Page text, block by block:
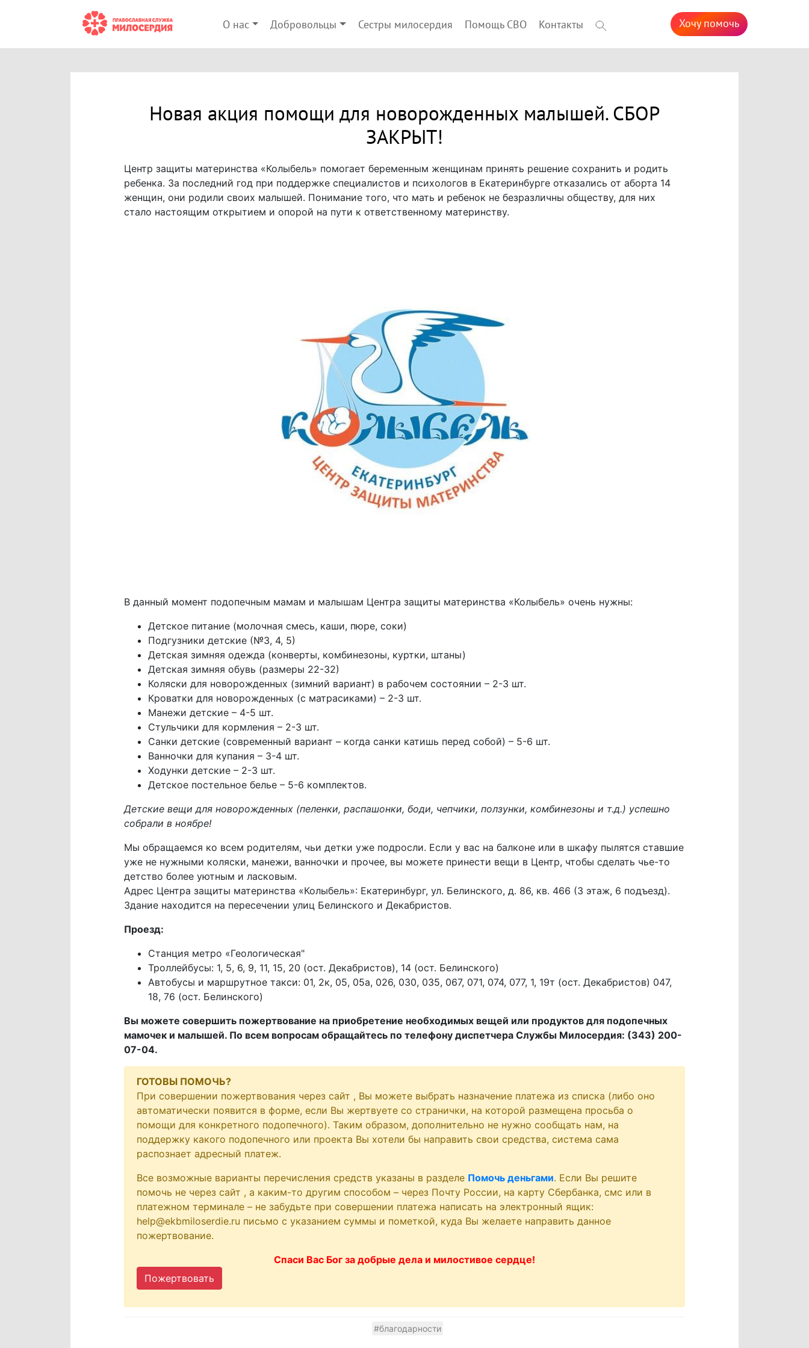
О нас Добровольцы Сестры милосердия Помощь СВО Контакты Хочу помочь
Новая акция помощи для новорожденных малышей. СБОР
ЗАКРЫТ!
Центр защиты материнства «Колыбель» помогает беременным женщинам принять решение сохранить и родить
ребенка. За последний год при поддержке специалистов и психологов в Екатеринбурге отказались от аборта 14
женщин, они родили своих малышей. Понимание того, что мать и ребенок не безразличны обществу, для них
стало настоящим открытием и опорой на пути к ответственному материнству.
В данный момент подопечным мамам и малышам Центра защиты материнства «Колыбель» очень нужны:
Детское питание (молочная смесь, каши, пюре, соки)
Подгузники детские (№3, 4, 5)
Детская зимняя одежда (конверты, комбинезоны, куртки, штаны)
Детская зимняя обувь (размеры 22-32)
Коляски для новорожденных (зимний вариант) в рабочем состоянии – 2-3 шт.
Кроватки для новорожденных (с матрасиками) – 2-3 шт.
Манежи детские – 4-5 шт.
Стульчики для кормления – 2-3 шт.
Санки детские (современный вариант – когда санки катишь перед собой) – 5-6 шт.
Ванночки для купания – 3-4 шт.
Ходунки детские – 2-3 шт.
Детское постельное белье – 5-6 комплектов.
Детские вещи для новорожденных (пеленки, распашонки, боди, чепчики, ползунки, комбинезоны и т.д.) успешно
собрали в ноябре!
Мы обращаемся ко всем родителям, чьи детки уже подросли. Если у вас на балконе или в шкафу пылятся ставшие
уже не нужными коляски, манежи, ванночки и прочее, вы можете принести вещи в Центр, чтобы сделать чье-то
детство более уютным и ласковым.
Адрес Центра защиты материнства «Колыбель»: Екатеринбург, ул. Белинского, д. 86, кв. 466 (3 этаж, 6 подъезд).
Здание находится на пересечении улиц Белинского и Декабристов.
Проезд:
Станция метро «Геологическая"
Троллейбусы: 1, 5, 6, 9, 11, 15, 20 (ост. Декабристов), 14 (ост. Белинского)
Автобусы и маршрутное такси: 01, 2к, 05, 05а, 026, 030, 035, 067, 071, 074, 077, 1, 19т (ост. Декабристов) 047,
18, 76 (ост. Белинского)
Вы можете совершить пожертвование на приобретение необходимых вещей или продуктов для подопечных
мамочек и малышей. По всем вопросам обращайтесь по телефону диспетчера Службы Милосердия: (343) 200-
07-04.
ГОТОВЫ ПОМОЧЬ?
При совершении пожертвования через сайт , Вы можете выбрать назначение платежа из списка (либо оно
автоматически появится в форме, если Вы жертвуете со странички, на которой размещена просьба о
помощи для конкретного подопечного). Таким образом, дополнительно не нужно сообщать нам, на
поддержку какого подопечного или проекта Вы хотели бы направить свои средства, система сама
распознает адресный платеж.
Все возможные варианты перечисления средств указаны в разделе Помочь деньгами. Если Вы решите
помочь не через сайт , а каким-то другим способом – через Почту России, на карту Сбербанка, смс или в
платежном терминале – не забудьте при совершении платежа написать на электронный ящик:
help@ekbmiloserdie.ru письмо с указанием суммы и пометкой, куда Вы желаете направить данное
пожертвование.
Спаси Вас Бог за добрые дела и милостивое сердце!
Пожертвовать
#благодарности